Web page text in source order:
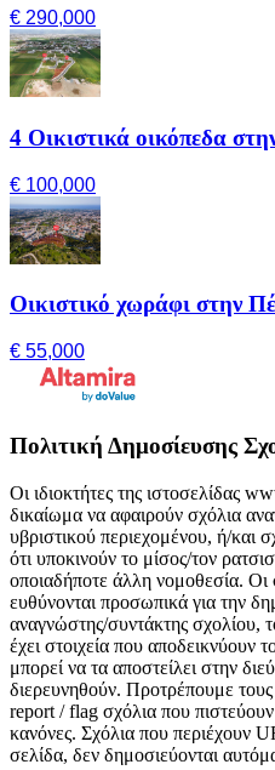
€ 290,000
4 Οικιστικά οικόπεδα
€ 100,000
Οικιστικό χωράφι στην
€ 55,000
Πολιτική Δημοσίευσης
Οι ιδιοκτήτες της ιστοσελίδας
δικαίωμα να αφαιρούν σχόλια
υβριστικού περιεχομένου, ή/και
ότι υποκινούν το μίσος/τον
οποιαδήποτε άλλη νομοθεσία.
ευθύνονται προσωπικά για την
αναγνώστης/συντάκτης σχολίου,
έχει στοιχεία που αποδεικνύουν
μπορεί να τα αποστείλει στην
διερευνηθούν. Προτρέπουμε
report / flag σχόλια που
κανόνες. Σχόλια που περιέχουν
σελίδα, δεν δημοσιεύονται